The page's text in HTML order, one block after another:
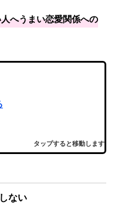
へうまい恋愛関係への
タップすると移動します
ない